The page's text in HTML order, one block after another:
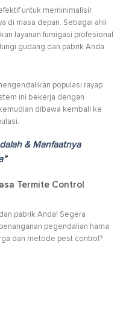
untuk meminimalisir
di masa depan. Sebagai ahli
layanan fumigasi profesional
gudang dan pabrik Anda.
populasi rayap
ini bekerja dengan
dibawa kembali ke
& Manfaatnya
”
Termite Control
pabrik Anda! Segera
pegendalian hama
dan metode pest control?